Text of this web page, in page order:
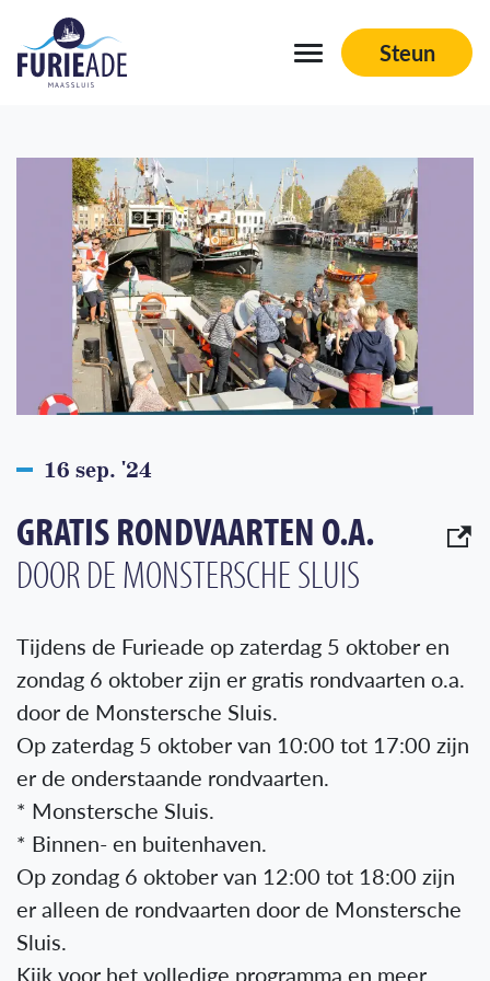
Navigation
Schepen
Aftermovies
Sponsoren
Vrienden aan boord
Organisatie
Contact
Steun
16 sep. '24
GRATIS RONDVAARTEN O.A.
DOOR DE MONSTERSCHE SLUIS
Tijdens de Furieade op zaterdag 5 oktober en
zondag 6 oktober zijn er gratis rondvaarten o.a.
door de Monstersche Sluis.
Op zaterdag 5 oktober van 10:00 tot 17:00 zijn
er de onderstaande rondvaarten.
* Monstersche Sluis.
* Binnen- en buitenhaven.
Op zondag 6 oktober van 12:00 tot 18:00 zijn
er alleen de rondvaarten door de Monstersche
Sluis.
Kijk voor het volledige programma en meer